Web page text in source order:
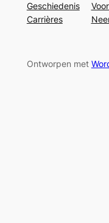
Geschiedenis
Carrières
Ontworpen met